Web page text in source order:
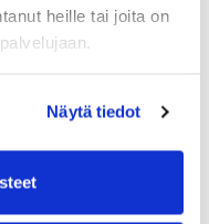
heille tai joita on
Näytä tiedot